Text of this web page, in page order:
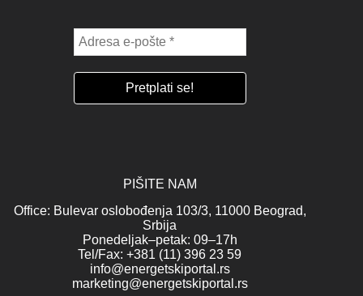
PIŠITE NAM
Office: Bulevar oslobođenja 103/3, 11000 Beograd,
Srbija
Ponedeljak–petak: 09–17h
Tel/Fax: +381 (11) 396 23 59
info@energetskiportal.rs
marketing@energetskiportal.rs